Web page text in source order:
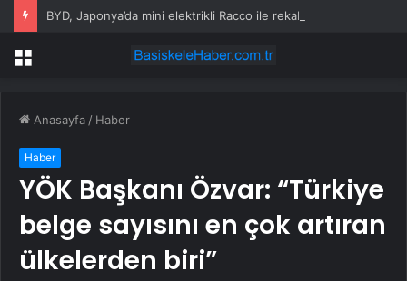
BYD, Japonya’da mini elektrikli Racco ile rekabete giriyor
Menü
Anasayfa / Haber
Haber
YÖK Başkanı Özvar: “Türkiye
belge sayısını en çok artıran
ülkelerden biri”